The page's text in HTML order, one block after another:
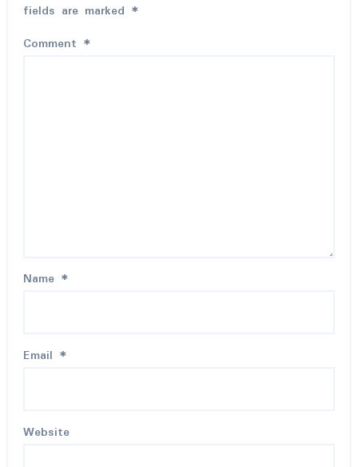
fields are marked *
Comment *
Name *
Email *
Website